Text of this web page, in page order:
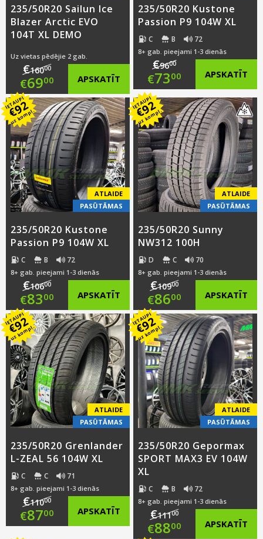
235/50R20 Sailun Ice
Blazer Arctic EVO
104T XL DEMO
Uz vietas pēdējie 2 gab.
€16000
Original
price
was:
€160.00.
€6900
Current
price
is:
€69.00.
APSKATĪT
235/50R20 Kustone
Passion P9 104W XL
C B 72
8+ gab. pieejami 1-3 dienās
€9600
Original
price
was:
€96.00.
€7300
Current
price
is:
€73.00.
APSKATĪT
IETAUPI
€92
uz kompl.
ATLAIDE
PASŪTĀMAS
235/50R20 Kustone
Passion P9 104W XL
C B 72
8+ gab. pieejami 1-3 dienās
€10600
Original
price
was:
€106.00.
€8300
Current
price
is:
€83.00.
APSKATĪT
IETAUPI
€92
uz kompl.
ATLAIDE
PASŪTĀMAS
235/50R20 Sunny
NW312 100H
D C 70
8+ gab. pieejami 1-3 dienās
€10900
Original
price
was:
€109.00.
€8600
Current
price
is:
€86.00.
APSKATĪT
IETAUPI
€92
uz kompl.
ATLAIDE
PASŪTĀMAS
235/50R20 Grenlander
L-ZEAL 56 104W XL
C C 71
8+ gab. pieejami 1-3 dienās
€11000
Original
€8700 APSKATĪT
IETAUPI
€92
uz kompl.
ATLAIDE
PASŪTĀMAS
235/50R20 Gepormax
SPORT MAX3 EV 104W
XL
C B 72
8+ gab. pieejami 1-3 dienās
€11100
Original
€8800 APSKATĪT